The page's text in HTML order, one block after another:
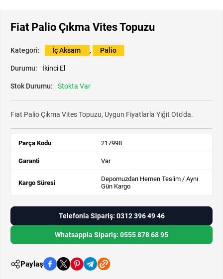
Fiat Palio Çıkma Vites Topuzu
Kategori: İç Aksam , Palio
Durumu: İkinci El
Stok Durumu: Stokta Var
Fiat Palio Çıkma Vites Topuzu, Uygun Fiyatlarla Yiğit Oto'da.
Parça Kodu 217998
Garanti Var
Kargo Süresi
Depomuzdan Hemen Teslim / Aynı
Gün Kargo
Telefonla Sipariş: 0312 396 49 46
Whatsappla Sipariş: 0555 878 68 95
Paylaş